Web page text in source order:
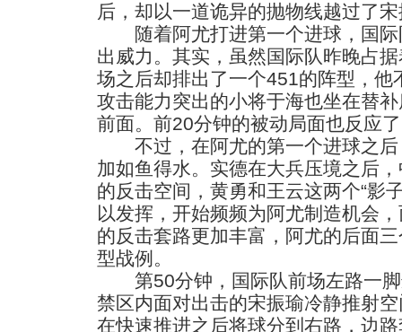
后，却以一道诡异的抛物线越过了
随着阿尤打进第一个进球，国际
出威力。其实，虽然国际队昨晚占
场之后却排出了一个451的阵型，他
攻击能力突出的小将于海也坐在替
前面。前20分钟的被动局面也反应
不过，在阿尤的第一个进球之后
加如鱼得水。实德在大兵压境之后
的反击空间，黄勇和王云这两个“影
以发挥，开始频频为阿尤制造机会
的反击套路更加丰富，阿尤的后面
型战例。
第50分钟，国际队前场左路一脚
禁区内面对出击的宋振瑜冷静推射
在快速推进之后将球分到右路，边